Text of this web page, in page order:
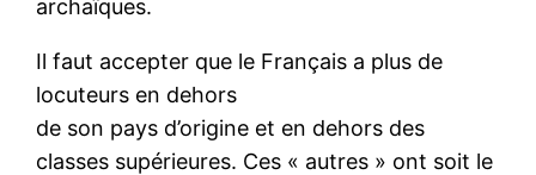
archaïques.
Il faut accepter que le Français a plus de
locuteurs en dehors
de son pays d’origine et en dehors des
classes supérieures. Ces « autres » ont soit le